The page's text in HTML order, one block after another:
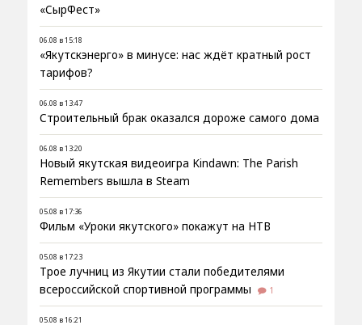
«СырФест»
06.08 в 15:18
«Якутскэнерго» в минусе: нас ждёт кратный рост
тарифов?
06.08 в 13:47
Строительный брак оказался дороже самого дома
06.08 в 13:20
Новый якутская видеоигра Kindawn: The Parish
Remembers вышла в Steam
05.08 в 17:36
Фильм «Уроки якутского» покажут на НТВ
05.08 в 17:23
Трое лучниц из Якутии стали победителями
всероссийской спортивной программы
1
05.08 в 16:21